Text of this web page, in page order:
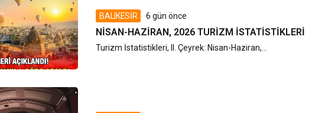
BALIKESİR 6 gün önce
NISAN-HAZIRAN, 2026 TURIZM İSTATISTIKLERI
Turizm İstatistikleri, II. Çeyrek: Nisan-Haziran,...